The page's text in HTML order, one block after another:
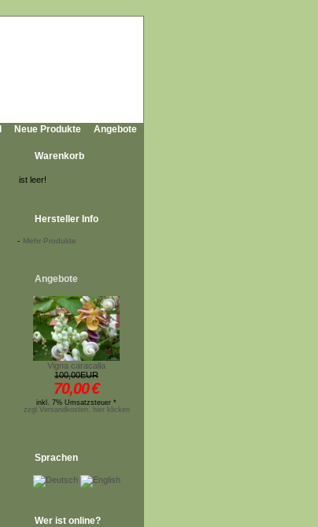
Neue Produkte Angebote
Warenkorb
ist leer!
Hersteller Info
- Mehr Produkte
Angebote
Vigna caracalla
100,00EUR
70,00€
inkl. 7% Umsatzsteuer *
zzgl.Versandkosten, hier klicken
Sprachen
Wer ist online?